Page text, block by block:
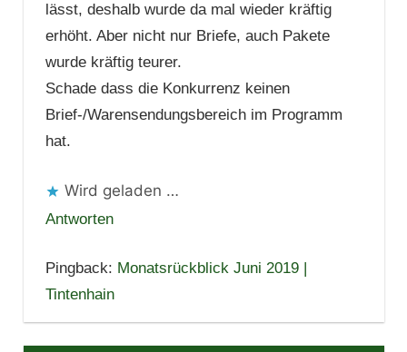
lässt, deshalb wurde da mal wieder kräftig
erhöht. Aber nicht nur Briefe, auch Pakete
wurde kräftig teurer.
Schade dass die Konkurrenz keinen
Brief-/Warensendungsbereich im Programm
hat.
Wird geladen …
Antworten
Pingback: Monatsrückblick Juni 2019 |
Tintenhain